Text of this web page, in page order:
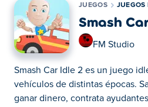
JUEGOS JUEGOS
Smash
FM Studio
Smash Car Idle 2 es un juego
vehículos de distintas épocas.
ganar dinero, contrata